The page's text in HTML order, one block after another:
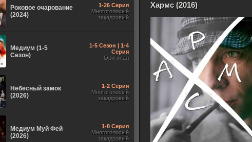
Хармс (2016)
Роковое очарование
(2024)
1-26 Серия
Многоголосый
закадровый
Медиум (1-5
Сезон)
1-5 Сезон | 1-4
Серия
Оригинал
Небесный замок
(2026)
1-2 Серия
Многоголосый
закадровый
Медиум Муй Фей
(2026)
1-8 Серия
Многоголосый
закадровый